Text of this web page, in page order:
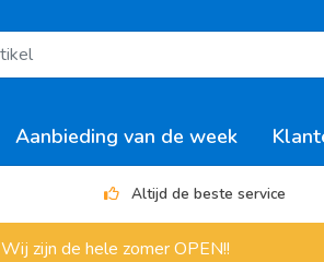
Aanbieding van de week
Altijd de beste service
Wij zijn de hele zomer OPEN!!